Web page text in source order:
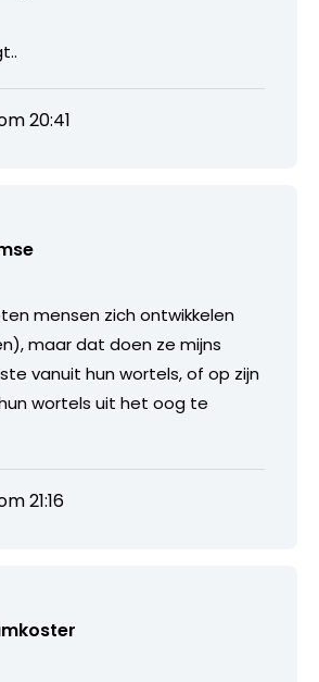
20:41
mensen zich ontwikkelen
maar dat doen ze mijns
vanuit hun wortels, of op zijn
wortels uit het oog te
21:16